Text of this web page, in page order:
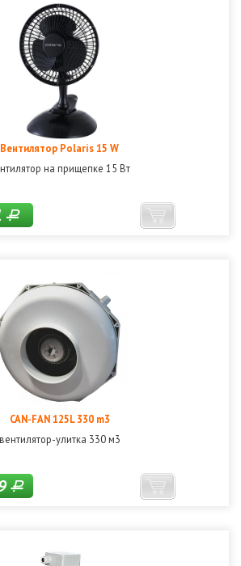
Вентилятор Polaris 15 W
на прищепке 15 Вт
Р
CAN-FAN 125L 330 m3
вентилятор-улитка 330 м3
Р